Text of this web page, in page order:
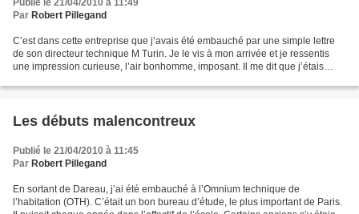
Publié le 21/04/2010 à 11:49
Par Robert Pillegand
C’est dans cette entreprise que j’avais été embauché par une simple lettre
de son directeur technique M Turin. Je le vis à mon arrivée et je ressentis
une impression curieuse, l’air bonhomme, imposant. Il me dit que j’étais
Les débuts malencontreux
Publié le 21/04/2010 à 11:45
Par Robert Pillegand
En sortant de Dareau, j’ai été embauché à l’Omnium technique de
l’habitation (OTH). C’était un bon bureau d’étude, le plus important de Paris.